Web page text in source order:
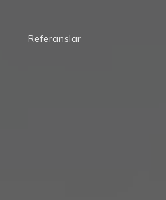
Referanslar